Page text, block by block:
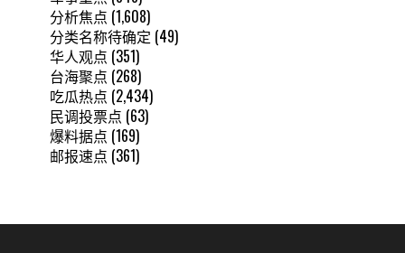
分析焦点 (1,608)
分类名称待确定 (49)
华人观点 (351)
台海聚点 (268)
吃瓜热点 (2,434)
民调投票点 (63)
爆料据点 (169)
邮报速点 (361)